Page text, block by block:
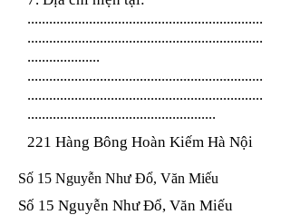
.................................................................
.................................................................
....................
.................................................................
.................................................................
....................................................
221 Hàng Bông Hoàn Kiếm Hà Nội
Số 15 Nguyễn Như Đổ, Văn Miếu
Số 15 Nguyễn Như Đổ, Văn Miếu